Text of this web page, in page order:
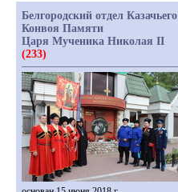
Белгородский отдел Казачьего
Конвоя Памяти
Царя Мученика Николая II
(233)